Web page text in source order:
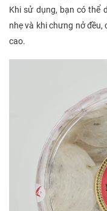
Khi sử dụng, bạn có thể
nhẹ và khi chưng nở
cao.